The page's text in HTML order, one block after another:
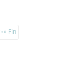
»» Fin